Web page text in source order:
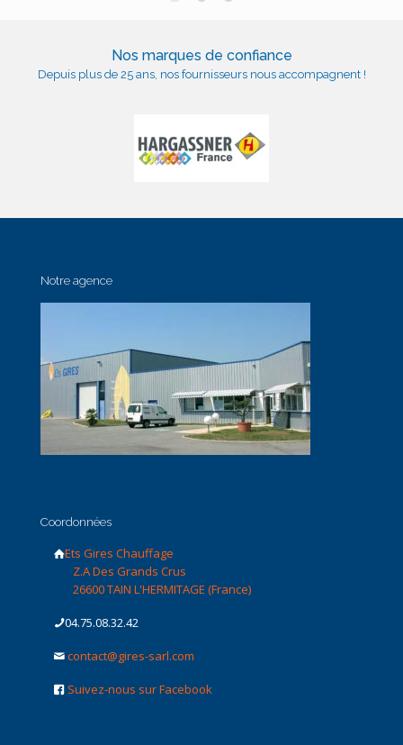
Nos marques de confiance
Depuis plus de 25 ans, nos fournisseurs nous accompagnent !
Notre agence
Coordonnées
Ets Gires Chauffage
Z.A Des Grands Crus
26600 TAIN L'HERMITAGE (France)
04.75.08.32.42
contact@gires-sarl.com
Suivez-nous sur Facebook